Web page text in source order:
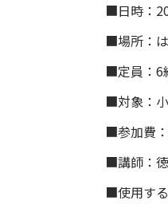
■日時：
■場所：
■定員：6
■対象：
■参加費
■講師：
■使用す